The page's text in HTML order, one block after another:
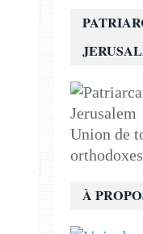
Union de
À